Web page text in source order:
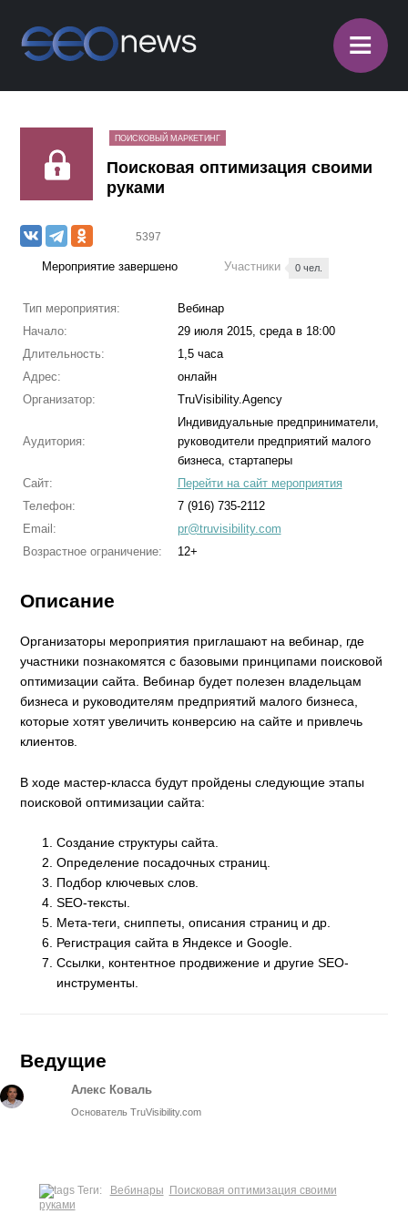
≡
ПОИСКОВЫЙ МАРКЕТИНГ
Поисковая оптимизация своими
руками
5397
Мероприятие завершено Участники 0 чел.
Тип мероприятия:
Вебинар
Начало:
29 июля 2015, среда в 18:00
Длительность:
1,5 часа
Адрес:
онлайн
Организатор:
TruVisibility.Agency
Аудитория:
Индивидуальные предприниматели,
руководители предприятий малого
бизнеса, стартаперы
Сайт:
Перейти на сайт мероприятия
Телефон:
7 (916) 735-2112
Email:
pr@truvisibility.com
Возрастное ограничение:
12+
Описание
Организаторы мероприятия приглашают на вебинар, где
участники познакомятся с базовыми принципами поисковой
оптимизации сайта. Вебинар будет полезен владельцам
бизнеса и руководителям предприятий малого бизнеса,
которые хотят увеличить конверсию на сайте и привлечь
клиентов.
В ходе мастер-класса будут пройдены следующие этапы
поисковой оптимизации сайта:
Создание структуры сайта.
Определение посадочных страниц.
Подбор ключевых слов.
SEO-тексты.
Мета-теги, сниппеты, описания страниц и др.
Регистрация сайта в Яндексе и Google.
Ссылки, контентное продвижение и другие SEO-
инструменты.
Ведущие
Алекс Коваль
Основатель TruVisibility.com
Теги: Вебинары Поисковая оптимизация своими
руками